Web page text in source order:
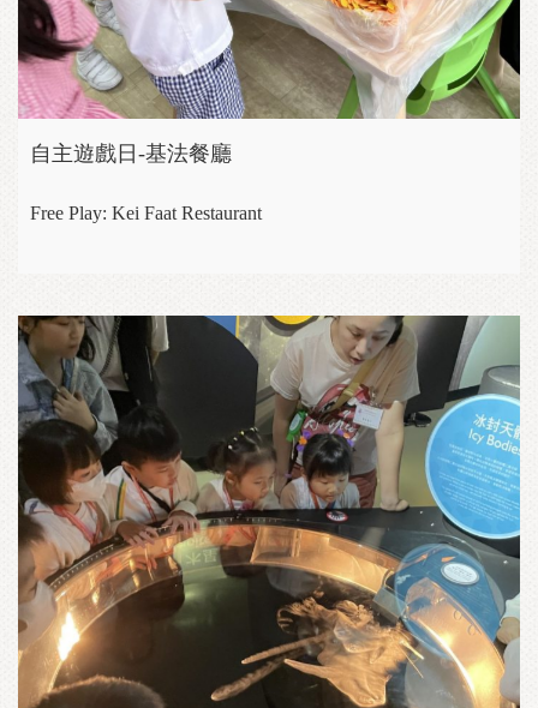
自主遊戲日-基法餐廳
Free Play: Kei Faat Restaurant